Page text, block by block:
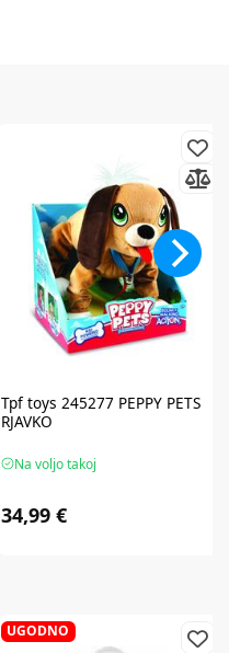
Tpf toys 245277 PEPPY PETS
RJAVKO
Na voljo takoj
34,99 €
UGODNO